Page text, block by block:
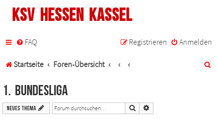
KSV Hessen Kassel
FAQ Anmelden
Registrieren
Startseite Foren-Übersicht
1. Bundesliga
Neues Thema Suche